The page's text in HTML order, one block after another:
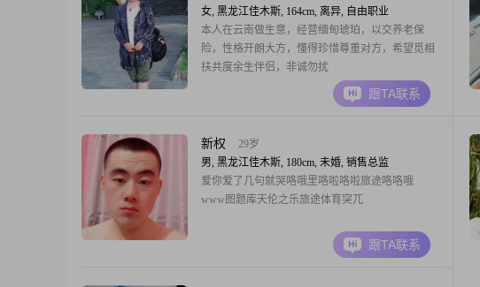
女, 黑龙江佳木斯, 164cm, 离异, 自由职业
本人在云南做生意，经营缅甸琥珀，以交养老保
险，性格开朗大方，懂得珍惜尊重对方，希望觅相
扶共度余生伴侣，非诚勿扰
跟TA联系
新权
29岁
男, 黑龙江佳木斯, 180cm, 未婚, 销售总监
爱你爱了几句就哭咯哦里咯啦咯啦旅途咯咯哦
www图题库天伦之乐旅途体育突兀
跟TA联系